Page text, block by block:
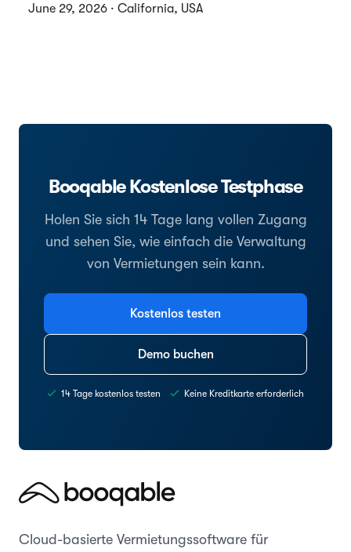
June 29, 2026 · California, USA
Booqable Kostenlose Testphase
Holen Sie sich 14 Tage lang vollen Zugang
und sehen Sie, wie einfach die Verwaltung
von Vermietungen sein kann.
Kostenlos testen
Demo buchen
14 Tage kostenlos testen Keine Kreditkarte erforderlich
Cloud-basierte Vermietungssoftware für